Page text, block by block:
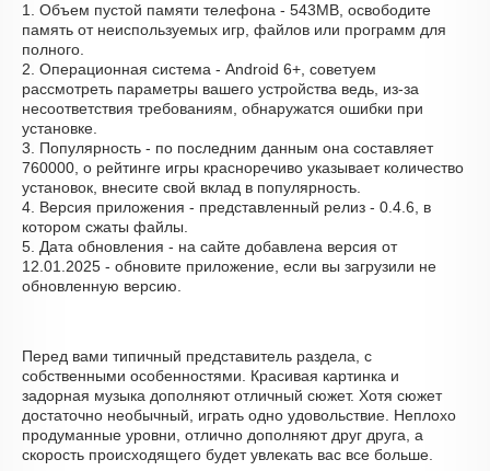
1. Объем пустой памяти телефона - 543MB, освободите
память от неиспользуемых игр, файлов или программ для
полного.
2. Операционная система - Android 6+, советуем
рассмотреть параметры вашего устройства ведь, из-за
несоответствия требованиям, обнаружатся ошибки при
установке.
3. Популярность - по последним данным она составляет
760000, о рейтинге игры красноречиво указывает количество
установок, внесите свой вклад в популярность.
4. Версия приложения - представленный релиз - 0.4.6, в
котором сжаты файлы.
5. Дата обновления - на сайте добавлена версия от
12.01.2025 - обновите приложение, если вы загрузили не
обновленную версию.
Перед вами типичный представитель раздела, с
собственными особенностями. Красивая картинка и
задорная музыка дополняют отличный сюжет. Хотя сюжет
достаточно необычный, играть одно удовольствие. Неплохо
продуманные уровни, отлично дополняют друг друга, а
скорость происходящего будет увлекать вас все больше.